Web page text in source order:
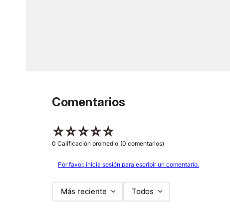
Comentarios
☆☆☆☆☆
0 Calificación promedio (0 comentarios)
Por favor, inicia sesión para escribir un comentario.
Más reciente Todos